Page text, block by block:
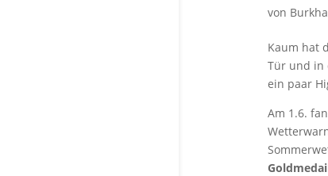
von
Kaum hat
Tür und in
ein paar
Am 1.6.